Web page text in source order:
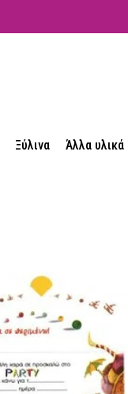
Ξύλινα Άλλα υλικά